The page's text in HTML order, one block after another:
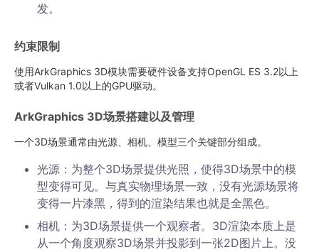
发。
约束限制
使用ArkGraphics 3D模块需要硬件设备支持OpenGL ES 3.2以上
或者Vulkan 1.0以上的GPU驱动。
ArkGraphics 3D场景搭建以及管理
一个3D场景通常由光源、相机、模型三个关键部分组成。
光源：为整个3D场景提供光照，使得3D场景中的模
型变得可见。与真实物理场景一致，没有光源场景将
变得一片漆黑，得到的渲染结果也就是全黑色。
相机：为3D场景提供一个观察者。3D渲染本质上是
从一个角度观察3D场景并投影到一张2D图片上。没